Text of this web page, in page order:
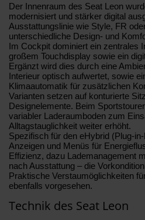
Der Innenraum des Seat Leon
modernisiert und stärker digital
Ausstattungslinie wie Style, FR
unterschiedliche Design- und
Im Cockpit dominiert ein zentrales
großem Touchdisplay sowie ein
Ergänzt wird dies durch eine
Interieur optisch aufwertet, sowie
Klimaautomatik für zusätzlichen
Varianten setzen auf konturierte
Designelemente. Beim
variabler Laderaumboden zum
Alltagstauglichkeit weiter erhöht.
Spezifisch für den eHybrid (Plug-
Anzeigen und Menüs für
Effizienz, dazu Lademanagement
nach Ausstattung – die
Praktische Verstaumöglichkeiten
ebenfalls vorgesehen.
Technik des Seat Leon